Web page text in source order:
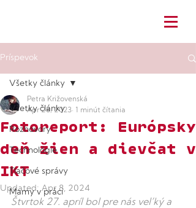
Príspevok
Všetky články
Rozhovory
Technológie
Tlačové správy
Mamy v práci
Všetky články
Fotoreport: Európsky
deň žien a dievčat v
IKT
Petra Križovenská
Apr 28, 2023 1 minút čítania
Updated:Apr 8, 2024
Štvrtok 27. apríl bol pre nás veľký a